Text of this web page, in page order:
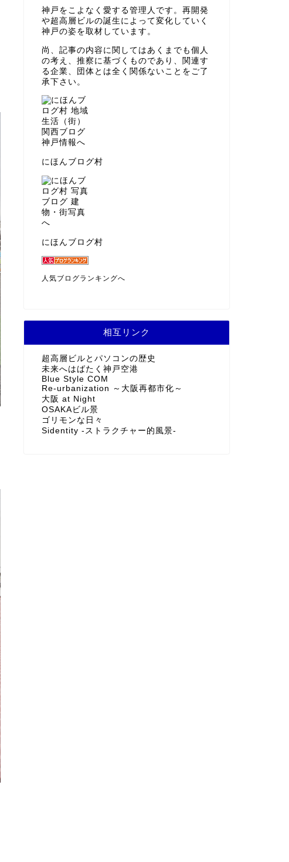
神戸をこよなく愛する管理人です。再開発
や超高層ビルの誕生によって変化していく
神戸の姿を取材しています。
尚、記事の内容に関してはあくまでも個人
の考え、推察に基づくものであり、関連す
る企業、団体とは全く関係ないことをご了
承下さい。
にほんブログ村
にほんブログ村
人気ブログランキングへ
相互リンク
超高層ビルとパソコンの歴史
未来へはばたく神戸空港
Blue Style COM
Re-urbanization ～大阪再都市化～
大阪 at Night
OSAKAビル景
ゴリモンな日々
Sidentity -ストラクチャー的風景-